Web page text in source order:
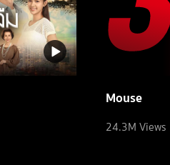
Mouse
24.3M Views